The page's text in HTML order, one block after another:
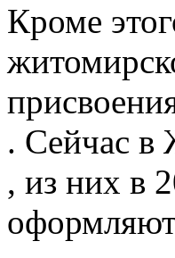
Кроме
. Сейчас в
, из них в